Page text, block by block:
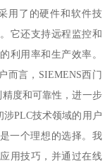
用了的硬件和软件技
它还支持远程监控和
利用率和生产效率。
而言，SIEMENS西门
度和可靠性，进一步
涉PLC技术领域的用户
一个理想的选择。我
用技巧，并通过在线